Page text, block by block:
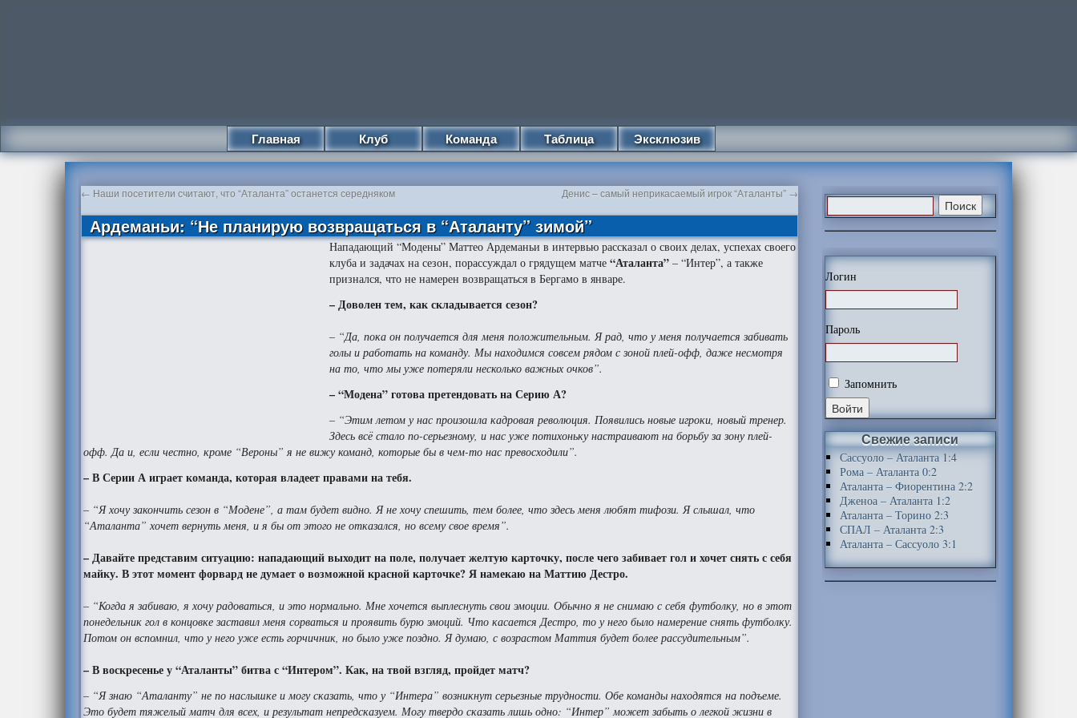
Главная Клуб Команда Таблица Эксклюзив
← Наши посетители считают, что “Аталанта” останется середняком Денис – самый неприкасаемый игрок “Аталанты” →
Ардеманьи: “Не планирую возвращаться в “Аталанту” зимой”
Нападающий “Модены” Маттео Ардеманьи в интервью рассказал о своих делах, успехах своего
клуба и задачах на сезон, порассуждал о грядущем матче“Аталанта” – “Интер”, а также
признался, что не намерен возвращаться в Бергамо в январе.
– Доволен тем, как складывается сезон?
– “Да, пока он получается для меня положительным. Я рад, что у меня получается забивать
голы и работать на команду. Мы находимся совсем рядом с зоной плей-офф, даже несмотря
на то, что мы уже потеряли несколько важных очков”.
– “Модена” готова претендовать на Серию А?
– “Этим летом у нас произошла кадровая революция. Появились новые игроки, новый тренер.
Здесь всё стало по-серьезному, и нас уже потихоньку настраивают на борьбу за зону плей-
офф. Да и, если честно, кроме “Вероны” я не вижу команд, которые бы в чем-то нас превосходили”.
– В Серии А играет команда, которая владеет правами на тебя.
– “Я хочу закончить сезон в “Модене”, а там будет видно. Я не хочу спешить, тем более, что здесь меня любят тифози. Я слышал, что
“Аталанта” хочет вернуть меня, и я бы от этого не отказался, но всему свое время”.
– Давайте представим ситуацию: нападающий выходит на поле, получает желтую карточку, после чего забивает гол и хочет снять с себя
майку. В этот момент форвард не думает о возможной красной карточке? Я намекаю на Маттию Дестро.
– “Когда я забиваю, я хочу радоваться, и это нормально. Мне хочется выплеснуть свои эмоции. Обычно я не снимаю с себя футболку, но в этот
понедельник гол в концовке заставил меня сорваться и проявить бурю эмоций. Что касается Дестро, то у него было намерение снять футболку.
Потом он вспомнил, что у него уже есть горчичник, но было уже поздно. Я думаю, с возрастом Маттия будет более рассудительным”.
– В воскресенье у “Аталанты” битва с “Интером”. Как, на твой взгляд, пройдет матч?
– “Я знаю “Аталанту” не по наслышке и могу сказать, что у “Интера” возникнут серьезные трудности. Обе команды находятся на подъеме.
Это будет тяжелый матч для всех, и результат непредсказуем. Могу твердо сказать лишь одно: “Интер” может забыть о легкой жизни в
Логин
Пароль
Запомнить
Свежие записи
Сассуоло – Аталанта 1:4
Рома – Аталанта 0:2
Аталанта – Фиорентина 2:2
Дженоа – Аталанта 1:2
Аталанта – Торино 2:3
СПАЛ – Аталанта 2:3
Аталанта – Сассуоло 3:1